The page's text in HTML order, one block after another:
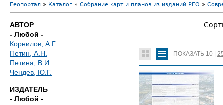
В
ы
з
д
е
Геопортал » Каталог » Собрание карт и планов из изданий РГО »
АВТОР
- Любой -
Корнилов, А.Г.
Петин, А.Н.
Петина, В.И.
Чендев, Ю.Г.
ИЗДАТЕЛЬ
- Любой -
ПОКАЗАТЬ 10